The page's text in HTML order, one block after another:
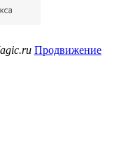
Продвижение